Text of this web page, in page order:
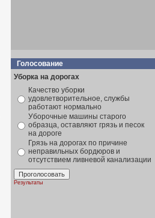
Голосование
Уборка на дорогах
Качество уборки
удовлетворительное, службы
работают нормально
Уборочные машины старого
образца, оставляют грязь и песок
на дороге
Грязь на дорогах по причине
неправильных бордюров и
отсутствием ливневой канализации
Результаты